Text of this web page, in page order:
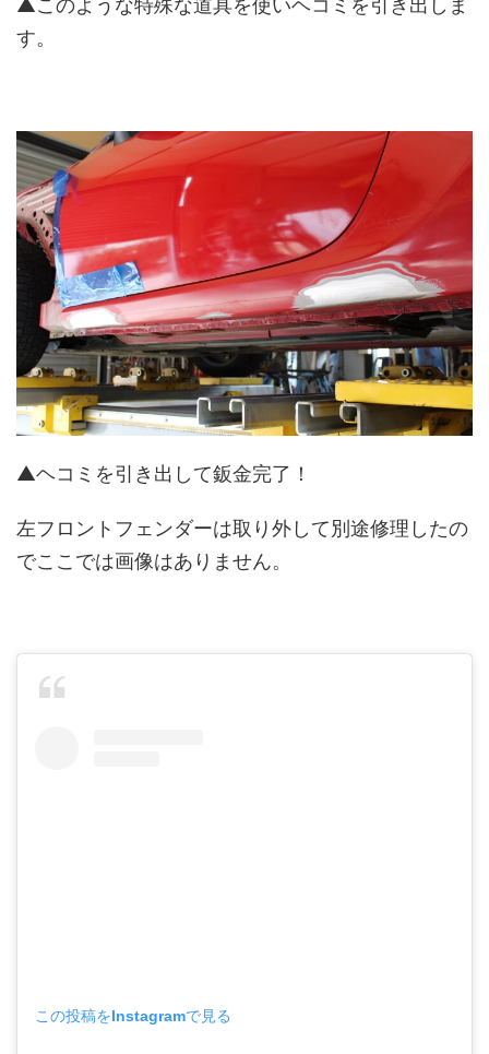
▲このような特殊な道具を使いヘコミを引き出しま
す。
▲ヘコミを引き出して鈑金完了！
左フロントフェンダーは取り外して別途修理したの
でここでは画像はありません。
この投稿をInstagramで見る